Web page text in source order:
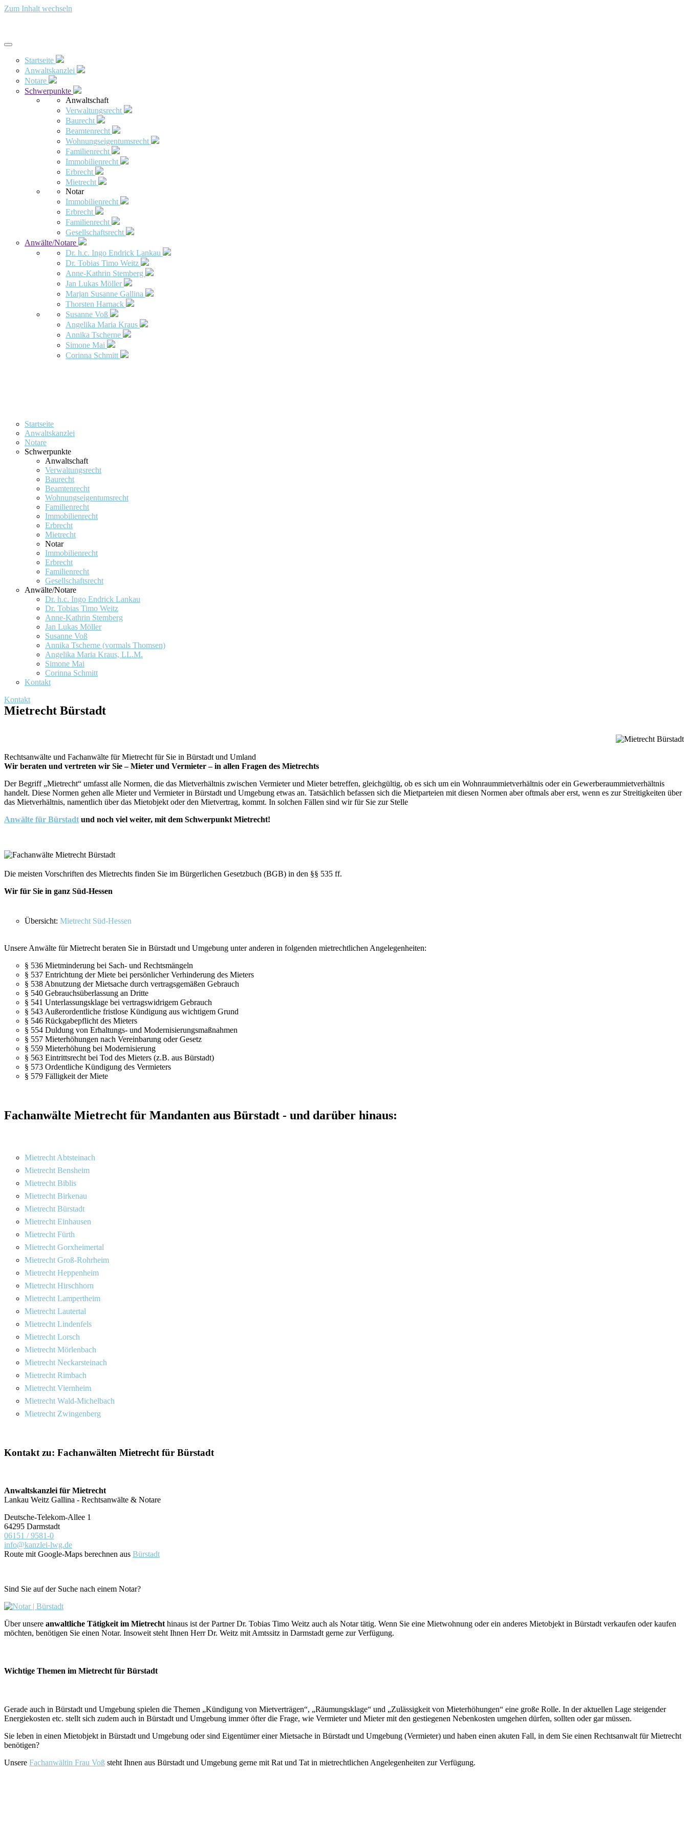
Zum Inhalt wechseln
Startseite
Anwaltskanzlei
Notare
Schwerpunkte
Anwaltschaft
Verwaltungsrecht
Baurecht
Beamtenrecht
Wohnungseigentumsrecht
Familienrecht
Immobilienrecht
Erbrecht
Mietrecht
Notar
Immobilienrecht
Erbrecht
Familienrecht
Gesellschaftsrecht
Anwälte/Notare
Dr. h.c. Ingo Endrick Lankau
Dr. Tobias Timo Weitz
Anne-Kathrin Stemberg
Jan Lukas Möller
Marjan Susanne Gallina
Thorsten Harnack
Susanne Voß
Angelika Maria Kraus
Annika Tscherne
Simone Mai
Corinna Schmitt
Startseite
Anwaltskanzlei
Notare
Schwerpunkte
Anwaltschaft
Verwaltungsrecht
Baurecht
Beamtenrecht
Wohnungseigentumsrecht
Familienrecht
Immobilienrecht
Erbrecht
Mietrecht
Notar
Immobilienrecht
Erbrecht
Familienrecht
Gesellschaftsrecht
Anwälte/Notare
Dr. h.c. Ingo Endrick Lankau
Dr. Tobias Timo Weitz
Anne-Kathrin Stemberg
Jan Lukas Möller
Susanne Voß
Annika Tscherne (vormals Thomsen)
Angelika Maria Kraus, LL.M.
Simone Mai
Corinna Schmitt
Kontakt
Kontakt
Mietrecht Bürstadt
Rechtsanwälte und Fachanwälte für Mietrecht für Sie in Bürstadt und Umland
Wir beraten und vertreten wir Sie – Mieter und Vermieter – in allen Fragen des Mietrechts
Der Begriff „Mietrecht“ umfasst alle Normen, die das Mietverhältnis zwischen Vermieter und Mieter betreffen, gleichgültig, ob es sich um ein Wohnraummietverhältnis oder ein Gewerberaummietverhältnis
handelt. Diese Normen gehen alle Mieter und Vermieter in Bürstadt und Umgebung etwas an. Tatsächlich befassen sich die Mietparteien mit diesen Normen aber oftmals aber erst, wenn es zur Streitigkeiten über
das Mietverhältnis, namentlich über das Mietobjekt oder den Mietvertrag, kommt. In solchen Fällen sind wir für Sie zur Stelle
Anwälte für Bürstadt und noch viel weiter, mit dem Schwerpunkt Mietrecht!
Die meisten Vorschriften des Mietrechts finden Sie im Bürgerlichen Gesetzbuch (BGB) in den §§ 535 ff.
Wir für Sie in ganz Süd-Hessen
Übersicht: Mietrecht Süd-Hessen
Unsere Anwälte für Mietrecht beraten Sie in Bürstadt und Umgebung unter anderen in folgenden mietrechtlichen Angelegenheiten:
§ 536 Mietminderung bei Sach- und Rechtsmängeln
§ 537 Entrichtung der Miete bei persönlicher Verhinderung des Mieters
§ 538 Abnutzung der Mietsache durch vertragsgemäßen Gebrauch
§ 540 Gebrauchsüberlassung an Dritte
§ 541 Unterlassungsklage bei vertragswidrigem Gebrauch
§ 543 Außerordentliche fristlose Kündigung aus wichtigem Grund
§ 546 Rückgabepflicht des Mieters
§ 554 Duldung von Erhaltungs- und Modernisierungsmaßnahmen
§ 557 Mieterhöhungen nach Vereinbarung oder Gesetz
§ 559 Mieterhöhung bei Modernisierung
§ 563 Eintrittsrecht bei Tod des Mieters (z.B. aus Bürstadt)
§ 573 Ordentliche Kündigung des Vermieters
§ 579 Fälligkeit der Miete
Fachanwälte Mietrecht für Mandanten aus Bürstadt - und darüber hinaus:
Mietrecht Abtsteinach
Mietrecht Bensheim
Mietrecht Biblis
Mietrecht Birkenau
Mietrecht Bürstadt
Mietrecht Einhausen
Mietrecht Fürth
Mietrecht Gorxheimertal
Mietrecht Groß-Rohrheim
Mietrecht Heppenheim
Mietrecht Hirschhorn
Mietrecht Lampertheim
Mietrecht Lautertal
Mietrecht Lindenfels
Mietrecht Lorsch
Mietrecht Mörlenbach
Mietrecht Neckarsteinach
Mietrecht Rimbach
Mietrecht Viernheim
Mietrecht Wald-Michelbach
Mietrecht Zwingenberg
Kontakt zu: Fachanwälten Mietrecht für Bürstadt
Anwaltskanzlei für Mietrecht
Lankau Weitz Gallina - Rechtsanwälte & Notare
Deutsche-Telekom-Allee 1
64295 Darmstadt
06151 / 9581-0
info@kanzlei-lwg.de
Route mit Google-Maps berechnen aus Bürstadt
Sind Sie auf der Suche nach einem Notar?
Über unsere anwaltliche Tätigkeit im Mietrecht hinaus ist der Partner Dr. Tobias Timo Weitz auch als Notar tätig. Wenn Sie eine Mietwohnung oder ein anderes Mietobjekt in Bürstadt verkaufen oder kaufen
möchten, benötigen Sie einen Notar. Insoweit steht Ihnen Herr Dr. Weitz mit Amtssitz in Darmstadt gerne zur Verfügung.
Wichtige Themen im Mietrecht für Bürstadt
Gerade auch in Bürstadt und Umgebung spielen die Themen „Kündigung von Mietverträgen“, „Räumungsklage“ und „Zulässigkeit von Mieterhöhungen“ eine große Rolle. In der aktuellen Lage steigender
Energiekosten etc. stellt sich zudem auch in Bürstadt und Umgebung immer öfter die Frage, wie Vermieter und Mieter mit den gestiegenen Nebenkosten umgehen dürfen, sollten oder gar müssen.
Sie leben in einen Mietobjekt in Bürstadt und Umgebung oder sind Eigentümer einer Mietsache in Bürstadt und Umgebung (Vermieter) und haben einen akuten Fall, in dem Sie einen Rechtsanwalt für Mietrecht
benötigen?
Unsere Fachanwältin Frau Voß steht Ihnen aus Bürstadt und Umgebung gerne mit Rat und Tat in mietrechtlichen Angelegenheiten zur Verfügung.